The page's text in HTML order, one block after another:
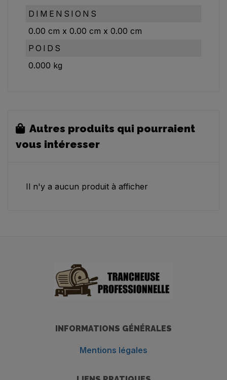
DIMENSIONS
0.00 cm x 0.00 cm x 0.00 cm
POIDS
0.000 kg
Autres produits qui pourraient
vous intéresser
Il n'y a aucun produit à afficher
INFORMATIONS GÉNÉRALES
Mentions légales